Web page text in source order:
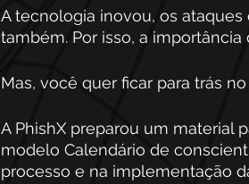
A tecnologia inovou, os
também. Por isso, a
Mas, você quer ficar para trás
A PhishX preparou um material
modelo Calendário de
processo e na implementação